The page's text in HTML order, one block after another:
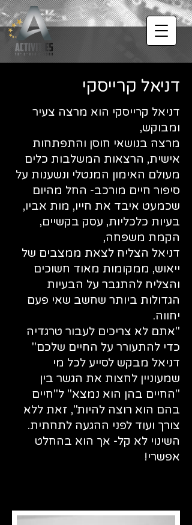
דניאל קרייסקי
דניאל קרייסקי הוא מרצה צעיר
ומבוקש,
מרצה בנושאי חוסן והתפתחות
אישית, הרצאות המשלבות כלים
מעולם האימון המנטלי ונשענות על
סיפור חיים מורכב- החל מהיום
שכמעט איבד את חייו, מות אביו,
בעיות כלכליות, עסק בקשיים,
הקמת משפחה,
דניאל הצליח לצאת ממצבים של
ייאוש, ממקומות מאוד חשוכים
והצליח להתגבר על הבעיות
הגדולות ביותר שחשב שאי פעם
יחווה.
"אתם לא צריכים לעבור טרגדיה
כדי להתעורר על החיים שלכם"
דניאל מבקש לסייע לכל מי
שמעוניין לחצות את הגשר בין
"החיים בהן הוא נמצא" ל"חיים
בהם הוא רוצה להיות", זאת ללא
צורך ועוד לפני ההגעה לתחתית.
השינוי לא קל- אך הוא בהחלט
אפשרי!